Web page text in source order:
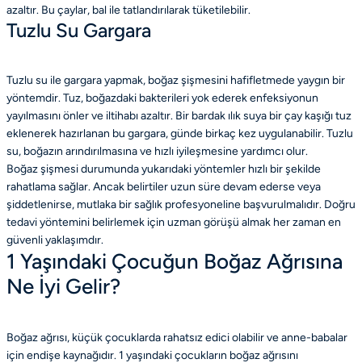
azaltır. Bu çaylar, bal ile tatlandırılarak tüketilebilir.
Tuzlu Su Gargara
Tuzlu su ile gargara yapmak, boğaz şişmesini hafifletmede yaygın bir
yöntemdir. Tuz, boğazdaki bakterileri yok ederek enfeksiyonun
yayılmasını önler ve iltihabı azaltır. Bir bardak ılık suya bir çay kaşığı tuz
eklenerek hazırlanan bu gargara, günde birkaç kez uygulanabilir. Tuzlu
su, boğazın arındırılmasına ve hızlı iyileşmesine yardımcı olur.
Boğaz şişmesi durumunda yukarıdaki yöntemler hızlı bir şekilde
rahatlama sağlar. Ancak belirtiler uzun süre devam ederse veya
şiddetlenirse, mutlaka bir sağlık profesyoneline başvurulmalıdır. Doğru
tedavi yöntemini belirlemek için uzman görüşü almak her zaman en
güvenli yaklaşımdır.
1 Yaşındaki Çocuğun Boğaz Ağrısına
Ne İyi Gelir?
Boğaz ağrısı, küçük çocuklarda rahatsız edici olabilir ve anne-babalar
için endişe kaynağıdır. 1 yaşındaki çocukların boğaz ağrısını